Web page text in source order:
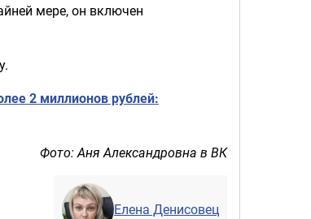
мере, он включен
2 миллионов рублей:
Фото: Аня Александровна в ВК
Елена Денисовец